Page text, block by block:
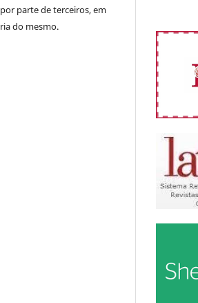
parte de terceiros, em
do mesmo.